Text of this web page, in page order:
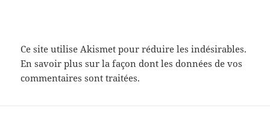
Ce site utilise Akismet pour réduire les indésirables.
En savoir plus sur la façon dont les données de vos
commentaires sont traitées.